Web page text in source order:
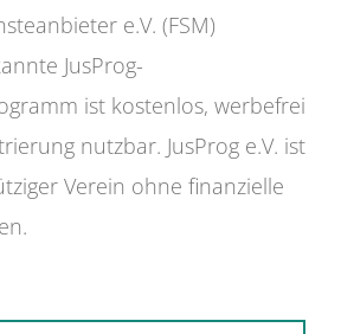
e.V. (FSM)
JusProg-
ist kostenlos, werbefrei
nutzbar. JusProg e.V. ist
Verein ohne finanzielle